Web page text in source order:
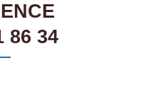
86 34